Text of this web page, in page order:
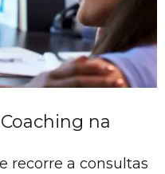
na
recorre a consultas